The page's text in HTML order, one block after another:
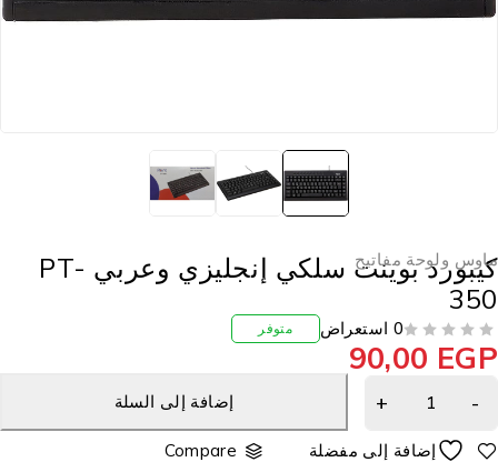
ولوحة مفاتيح
كيبورد بوينت سلكي إنجليزي وعربي PT-
0 استعراض متوفر
90,00
إضافة إلى السلة
Compare